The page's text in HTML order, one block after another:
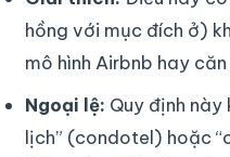
hồng với mục đích ở)
mô hình Airbnb hay
Ngoại lệ: Quy định
lịch” (condotel) hoặc